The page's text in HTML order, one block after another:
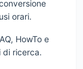
orari.
HowTo e
di ricerca.